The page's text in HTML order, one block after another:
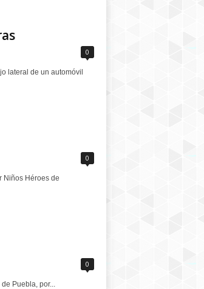
0
lateral de un automóvil
0
Niños Héroes de
0
Puebla, por...